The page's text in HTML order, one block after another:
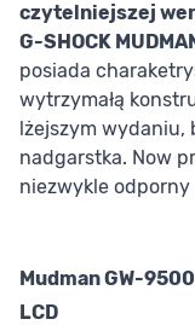
czytelniejszej
G-SHOCK
posiada
wytrzymałą
lżejszym wydaniu,
nadgarstka. Now
niezwykle odporny
Mudman GW-
LCD